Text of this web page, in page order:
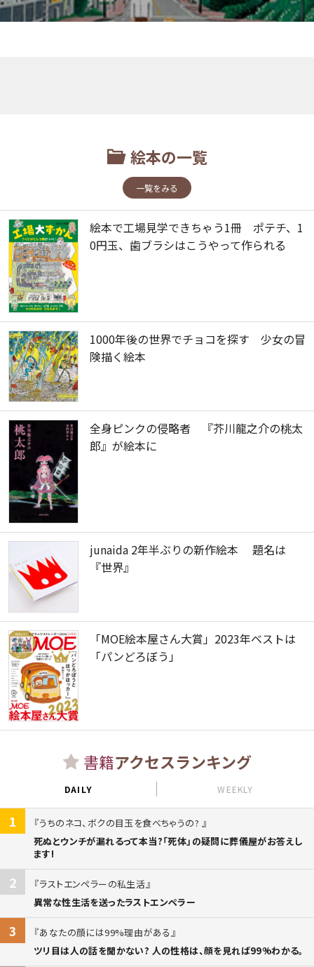
絵本の一覧
一覧をみる
絵本で工場見学できちゃう1冊 ポテチ、1
0円玉、歯ブラシはこうやって作られる
1000年後の世界でチョコを探す 少女の冒
険描く絵本
全身ピンクの侵略者 『芥川龍之介の桃太
郎』が絵本に
junaida 2年半ぶりの新作絵本 題名は
『世界』
「MOE絵本屋さん大賞」2023年ベストは
「パンどろぼう」
書籍アクセスランキング
DAILY WEEKLY
1
うちのネコ、ボクの目玉を食べちゃうの?
死ぬとウンチが漏れるって本当?「死体」の疑問に葬儀屋がお答えし
ます!
2
ラストエンペラーの私生活
異常な性生活を送ったラストエンペラー
3
あなたの顔には99%理由がある
ツリ目は人の話を聞かない? 人の性格は、顔を見れば99%わかる。